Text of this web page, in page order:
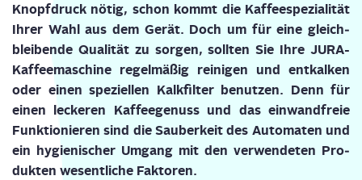
Knopf­druck nötig, schon kommt die Kaf­fee­spe­zia­li­tät
Ihrer Wahl aus dem Gerät. Doch um für eine gleich­
blei­ben­de Qua­li­tät zu sor­gen, soll­ten Sie Ihre JURA-
Kaf­fee­ma­schi­ne regel­mä­ßig rei­ni­gen und ent­kal­ken
oder einen spe­zi­el­len Kalk­fil­ter benut­zen. Denn für
einen lecke­ren Kaf­fee­ge­nuss und das ein­wand­freie
Funk­tio­nie­ren sind die Sau­ber­keit des Auto­ma­ten und
ein hygie­ni­scher Umgang mit den ver­wen­de­ten Pro­
duk­ten wesent­li­che Faktoren.